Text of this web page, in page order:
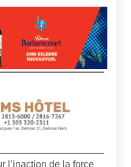
l’inaction de la force